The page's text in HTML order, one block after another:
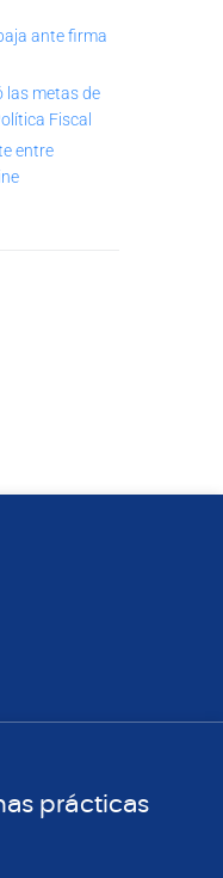
ante firma
las metas de
Fiscal
entre
prácticas